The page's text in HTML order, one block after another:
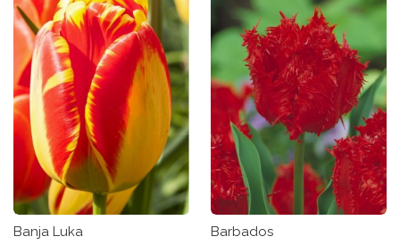
Banja Luka Barbados